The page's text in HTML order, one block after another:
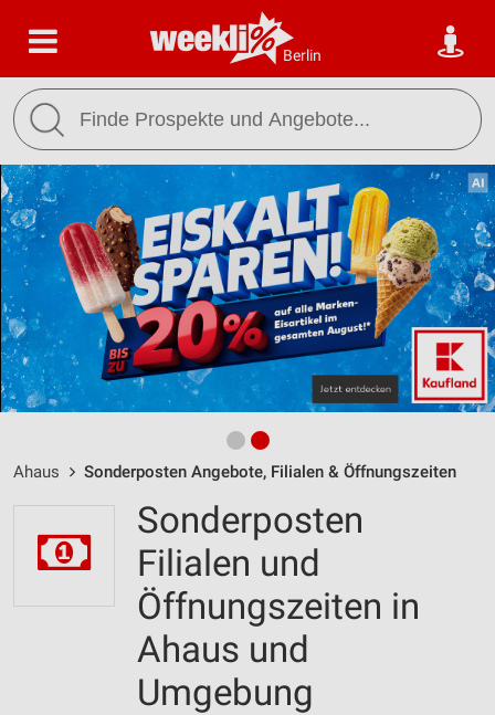
Berlin
Ahaus Sonderposten Angebote, Filialen & Öffnungszeiten
Sonderposten
Filialen und
Öffnungszeiten in
Ahaus und
Umgebung